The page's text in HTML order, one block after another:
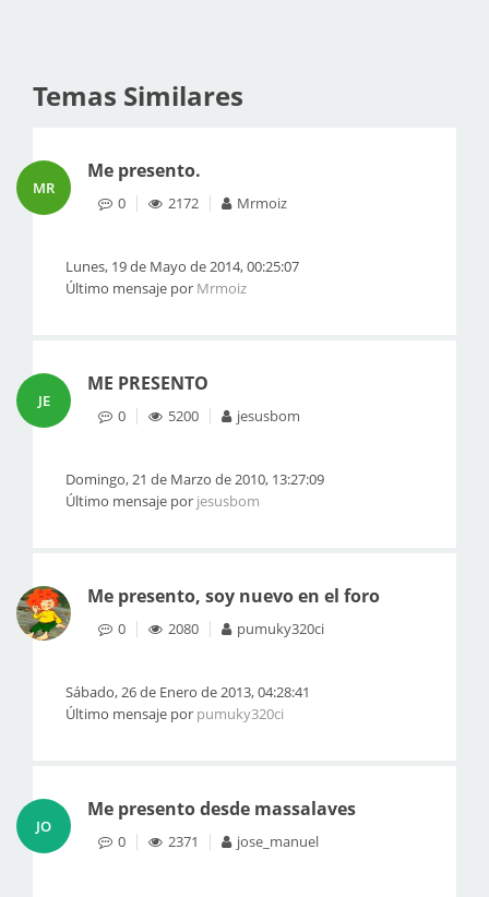
Temas Similares
MR
Me presento.
0 2172 Mrmoiz
Lunes, 19 de Mayo de 2014, 00:25:07
Último mensaje por Mrmoiz
JE
ME PRESENTO
0 5200 jesusbom
Domingo, 21 de Marzo de 2010, 13:27:09
Último mensaje por jesusbom
Me presento, soy nuevo en el foro
0 2080 pumuky320ci
Sábado, 26 de Enero de 2013, 04:28:41
Último mensaje por pumuky320ci
JO
Me presento desde massalaves
0 2371 jose_manuel